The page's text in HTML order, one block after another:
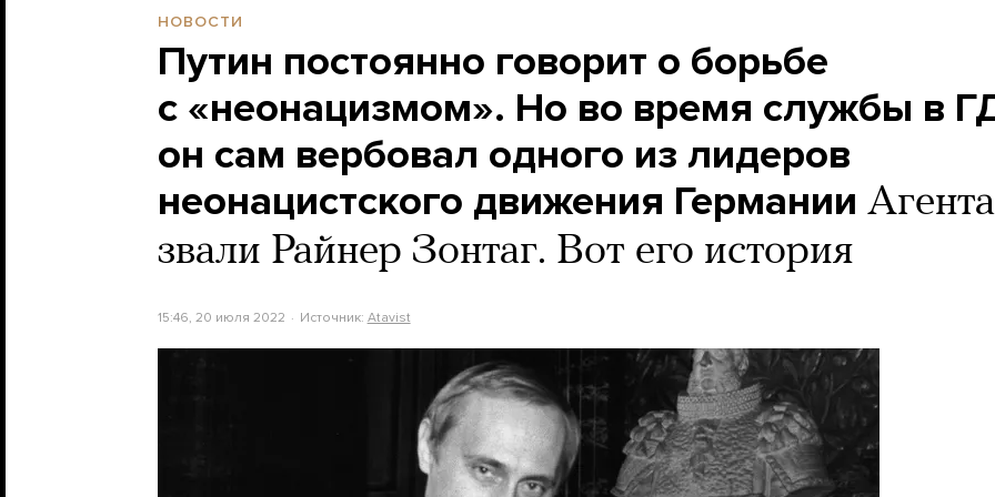
НОВОСТИ
Путин постоянно говорит о борьбе
с «неонацизмом». Но во время службы в
он сам вербовал одного из лидеров
неонацистского движения Германии Агента
звали Райнер Зонтаг. Вот его история
15:46, 20 июля 2022 Источник: Atavist